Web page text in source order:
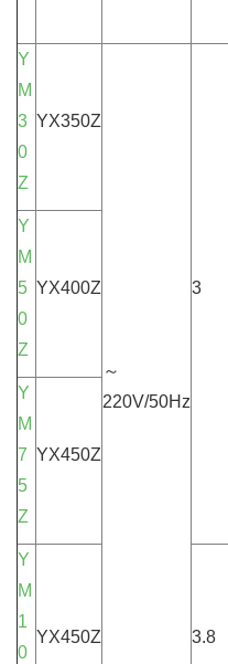
Y
M
3
0
Z
YX350Z
～
220V/50Hz
3
Y
M
5
0
Z
YX400Z
Y
M
7
5
Z
YX450Z
Y
M
1
0
YX450Z 3.8